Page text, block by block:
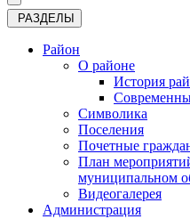
РАЗДЕЛЫ
Район
О районе
История
Символика
Поселения
Почетные
План
муниципальном
Видеогалерея
Администрация